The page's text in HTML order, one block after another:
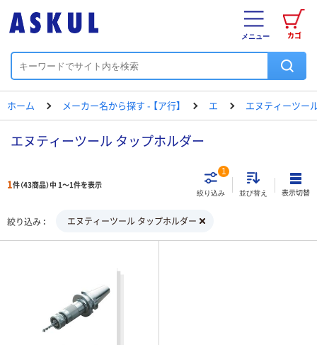
カゴ
メニュー
ホーム メーカー名から探す - 【ア行】 エ エヌティーツー
エヌティーツール タップホルダー
1件（43商品）中 1～1件を表示
絞り込み
1
並び替え 表示切替
絞り込み エヌティーツール タップホルダー